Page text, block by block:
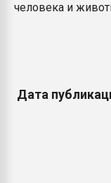
человека и
Дата